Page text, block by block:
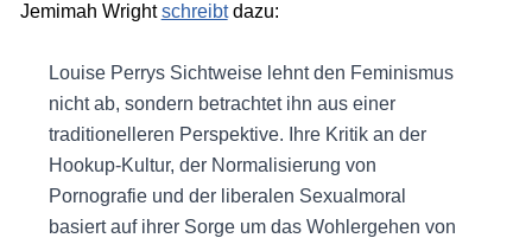
Jemimah Wrightschreibtdazu:
Louise Perrys Sichtweise lehnt den Feminismus
nicht ab, sondern betrachtet ihn aus einer
traditionelleren Perspektive. Ihre Kritik an der
Hookup-Kultur, der Normalisierung von
Pornografie und der liberalen Sexualmoral
basiert auf ihrer Sorge um das Wohlergehen von